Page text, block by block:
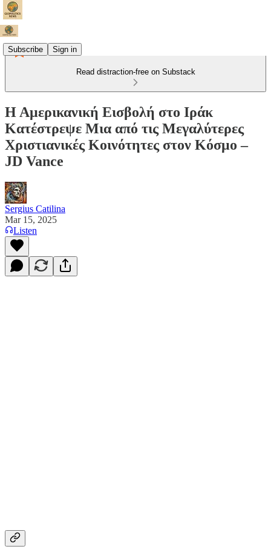
Subscribe Sign in
Read distraction-free on Substack
Η Αμερικανική Εισβολή στο Ιράκ
Κατέστρεψε Μια από τις Μεγαλύτερες
Χριστιανικές Κοινότητες στον Κόσμο –
JD Vance
Sergius Catilina
Mar 15, 2025
Listen